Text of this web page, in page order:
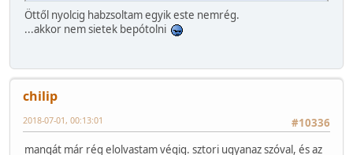
Öttől nyolcig habzsoltam egyik este nemrég.
...akkor nem sietek bepótolni
chilip
#10336
2018-07-01, 00:13:01
mangát már rég elolvastam végig. sztori ugyanaz szóval, és az